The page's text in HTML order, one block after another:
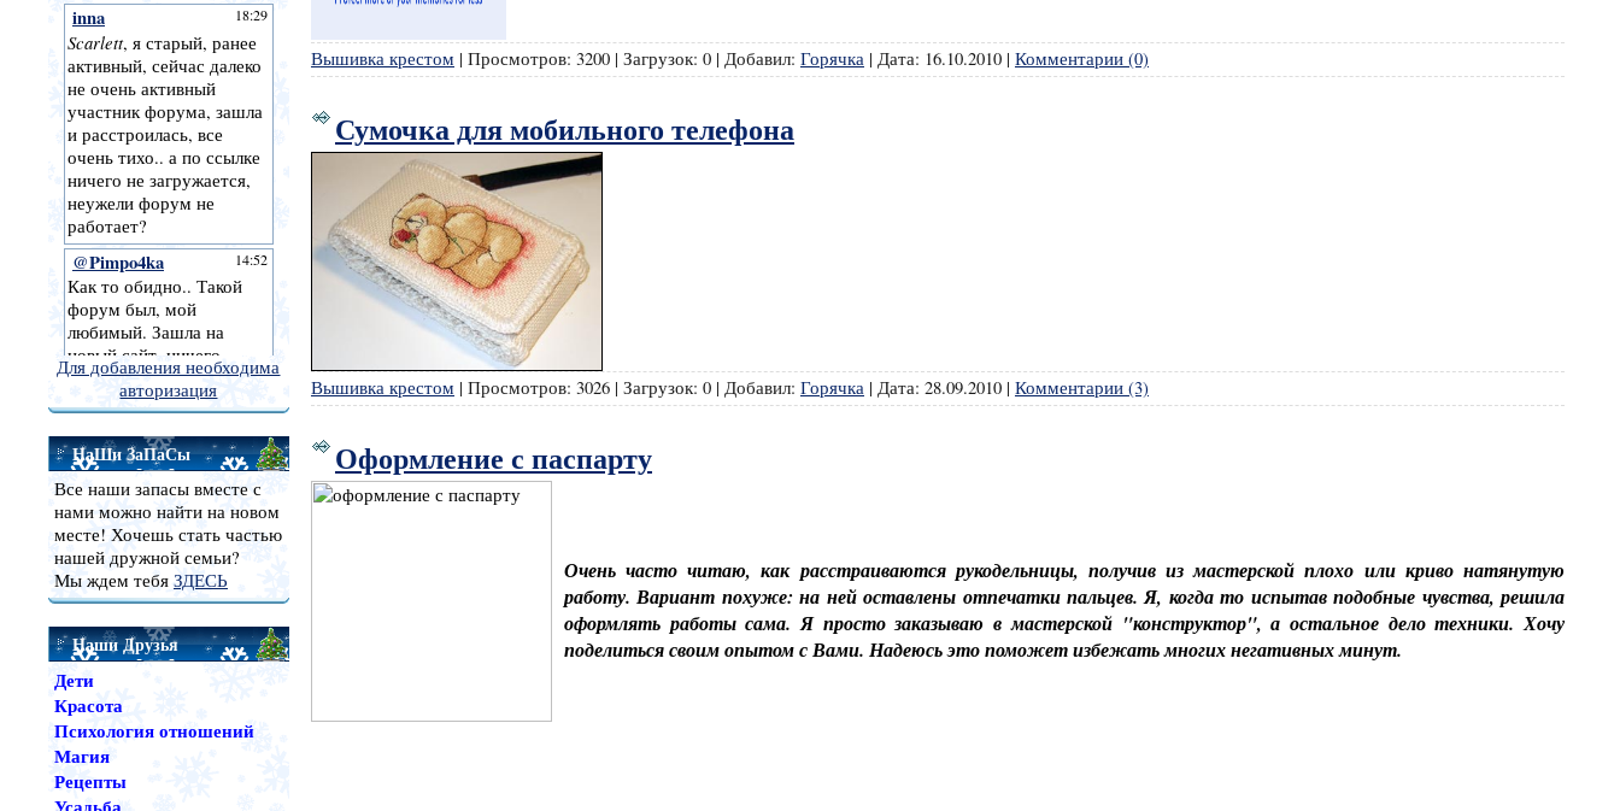
Для добавления необходима
авторизация
НаШи ЗаПаСы
Все наши запасы вместе с
нами можно найти на новом
месте! Хочешь стать частью
нашей дружной семьи?
Мы ждем тебя ЗДЕСЬ
Наши Друзья
Дети
Красота
Психология отношений
Магия
Рецепты
Вышивка крестом | Просмотров: 3200| Загрузок: 0| Добавил: Горячка| Дата: 16.10.2010 | Комментарии (0)
Сумочка для мобильного телефона
Вышивка крестом | Просмотров: 3026| Загрузок: 0| Добавил: Горячка| Дата: 28.09.2010 | Комментарии (3)
Оформление с паспарту
Очень часто читаю, как расстраиваются рукодельницы, получив из мастерской плохо или криво натянутую
работу. Вариант похуже: на ней оставлены отпечатки пальцев. Я, когда то испытав подобные чувства, решила
оформлять работы сама. Я просто заказываю в мастерской "конструктор", а остальное дело техники. Хочу
поделиться своим опытом с Вами. Надеюсь это поможет избежать многих негативных минут.